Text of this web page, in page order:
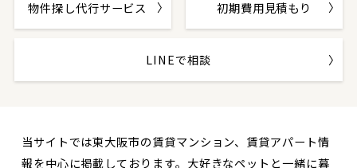
物件探し代行サービス 初期費用見積もり
LINEで相談
当サイトでは東大阪市の賃貸マンション、賃貸アパート情
報を中心に掲載しております。大好きなペットと一緒に暮